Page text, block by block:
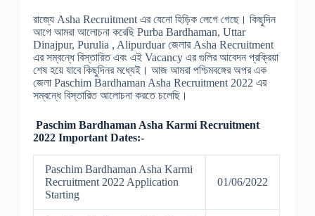
রাজ্যে Asha Recruitment এর যেনো হিড়িক লেগে গেছে। কিছুদিন
আগে আমরা আলোচনা করেছি Purba Bardhaman, Uttar
Dinajpur, Purulia , Alipurduar জেলার Asha Recruitment
এর সম্বন্ধে বিস্তারিত এবং এই Vacancy এর গুলির আবেদন প্রক্রিয়া
শেষ হয়ে যাবে কিছুদিনর মধ্যেই। আজ আমরা পশ্চিমবঙ্গের অপর এক
জেলা Paschim Bardhaman Asha Recruitment 2022 এর
সম্বন্ধে বিস্তারিত আলোচনা করতে চলেছি।
Paschim Bardhaman Asha Karmi Recruitment
2022 Important Dates:-
Paschim Bardhaman Asha Karmi
Recruitment 2022 Application
Starting
01/06/2022